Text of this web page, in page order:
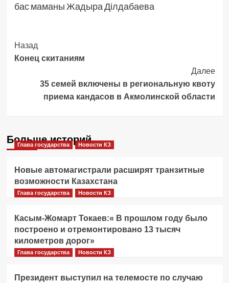
бас маманы Жадыра Ділдабаева
Post
Navigation
Назад
Конец скитаниям
Далее
35 семей включены в региональную квоту
приема кандасов в Акмолинской области
Больше историй
Глава государства Новости КЗ
Новые автомагистрали расширят транзитные
возможности Казахстана
Глава государства Новости КЗ
Касым-Жомарт Токаев:« В прошлом году было
построено и отремонтировано 13 тысяч
километров дорог»
Глава государства Новости КЗ
Президент выступил на телемосте по случаю